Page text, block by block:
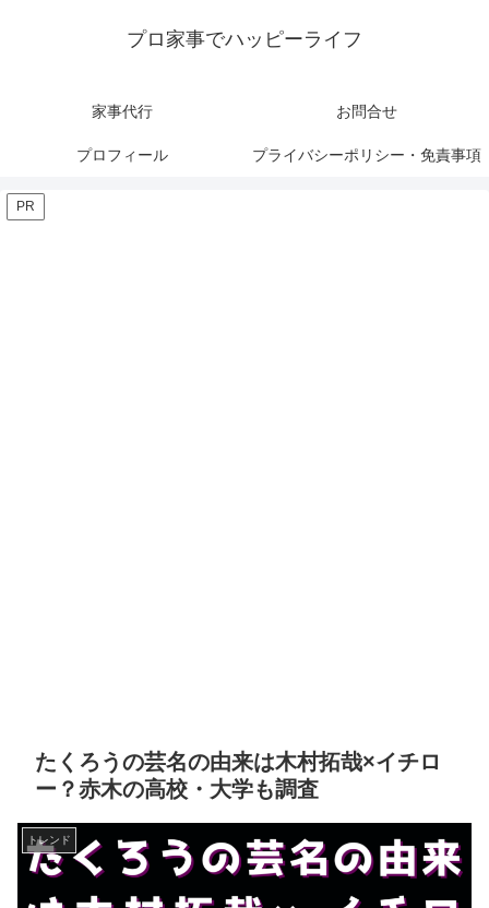
プロ家事でハッピーライフ
家事代行 お問合せ
プロフィール プライバシーポリシー・免責事項
PR
たくろうの芸名の由来は木村拓哉×イチロ
ー？赤木の高校・大学も調査
トレンド